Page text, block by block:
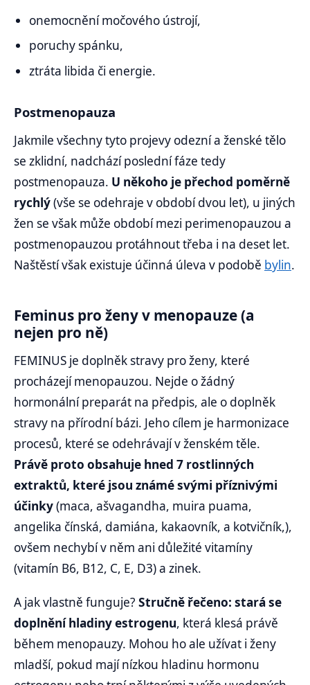
onemocnění močového ústrojí,
poruchy spánku,
ztráta libida či energie.
Postmenopauza
Jakmile všechny tyto projevy odezní a ženské tělo
se zklidní, nadchází poslední fáze tedy
postmenopauza. U někoho je přechod poměrně
rychlý(vše se odehraje v období dvou let), u jiných
žen se však může období mezi perimenopauzou a
postmenopauzou protáhnout třeba i na deset let.
Naštěstí však existuje účinná úleva v podobě bylin.
Feminus pro ženy v menopauze (a
nejen pro ně)
FEMINUS je doplněk stravy pro ženy, které
procházejí menopauzou. Nejde o žádný
hormonální preparát na předpis, ale o doplněk
stravy na přírodní bázi. Jeho cílem je harmonizace
procesů, které se odehrávají v ženském těle.
Právě proto obsahuje hned 7 rostlinných
extraktů, které jsou známé svými příznivými
účinky(maca, ašvagandha, muira puama,
angelika čínská, damiána, kakaovník, a kotvičník,),
ovšem nechybí v něm ani důležité vitamíny
(vitamín B6, B12, C, E, D3) a zinek.
A jak vlastně funguje? Stručně řečeno: stará se
doplnění hladiny estrogenu, která klesá právě
během menopauzy. Mohou ho ale užívat i ženy
mladší, pokud mají nízkou hladinu hormonu